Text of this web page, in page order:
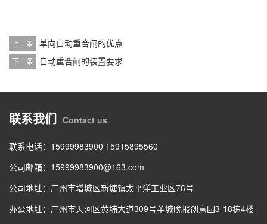
上一条 单向自动重合闸的优点
下一条 自动重合闸的装置要求
联系我们 Contact us
联系电话：15999983900 15915895560
公司邮箱：15999983900@163.com
公司地址：广州市增城区新塘镇太平洋工业区76号
办公地址：广州市天河区黄埔大道309号羊城晚报创意园3-18栋4楼